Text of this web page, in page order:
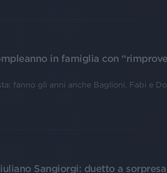
in famiglia con
fanno gli anni anche Baglioni, Fabi e
Sangiorgi: duetto a